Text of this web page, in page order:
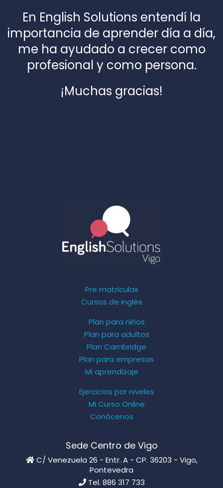
En English Solutions entendí la
importancia de aprender día a día,
me ha ayudado a crecer como
profesional y como persona.
¡Muchas gracias!
Pre matriculas
Cursos de inglés
Plan para niños
Plan para adultos
Plan Cambridge
Plan para empresas
Mi aprendizaje
Ejercicios por niveles
Mi Curso Online
Conócenos
Sede Centro de Vigo
C/ Venezuela 26 - Entr. A - CP. 36203 - Vigo,
Pontevedra
Tel. 886 317 733